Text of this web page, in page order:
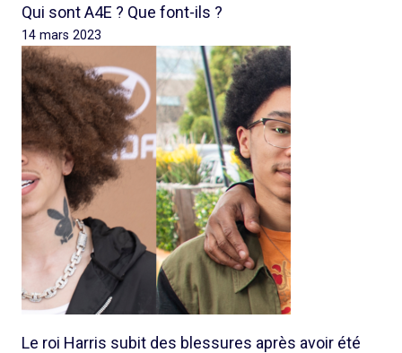
Qui sont A4E ? Que font-ils ?
14 mars 2023
Le roi Harris subit des blessures après avoir été